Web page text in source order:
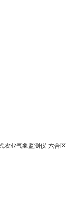
农业气象监测仪-六合区